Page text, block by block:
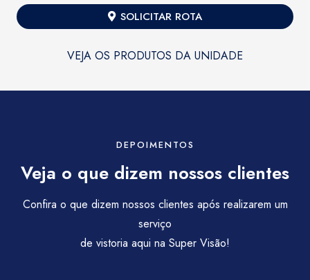
SOLICITAR ROTA
VEJA OS PRODUTOS DA UNIDADE
DEPOIMENTOS
Veja o que dizem nossos clientes
Confira o que dizem nossos clientes após realizarem um
serviço
de vistoria aqui na Super Visão!